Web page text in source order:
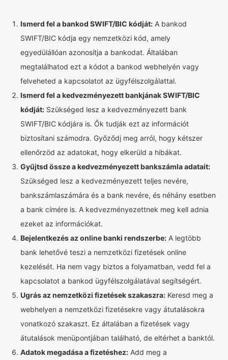
Ismerd fel a bankod SWIFT/BIC kódját: A bankod
SWIFT/BIC kódja egy nemzetközi kód, amely
egyedülállóan azonosítja a bankodat. Általában
megtalálhatod ezt a kódot a bankod webhelyén vagy
felveheted a kapcsolatot az ügyfélszolgálattal.
Ismerd fel a kedvezményezett bankjának SWIFT/BIC
kódját: Szükséged lesz a kedvezményezett bank
SWIFT/BIC kódjára is. Ők tudják ezt az információt
biztosítani számodra. Győződj meg arról, hogy kétszer
ellenőrzöd az adatokat, hogy elkerüld a hibákat.
Gyűjtsd össze a kedvezményezett bankszámla adatait:
Szükséged lesz a kedvezményezett teljes nevére,
bankszámlaszámára és a bank nevére, és néhány esetben
a bank címére is. A kedvezményezettnek meg kell adnia
ezeket az információkat.
Bejelentkezés az online banki rendszerbe: A legtöbb
bank lehetővé teszi a nemzetközi fizetések online
kezelését. Ha nem vagy biztos a folyamatban, vedd fel a
kapcsolatot a bankod ügyfélszolgálatával segítségért.
Ugrás az nemzetközi fizetések szakaszra: Keresd meg a
webhelyen a nemzetközi fizetésekre vagy átutalásokra
vonatkozó szakaszt. Ez általában a fizetések vagy
átutalások menüpontjában található, de eltérhet a banktól.
Adatok megadása a fizetéshez: Add meg a